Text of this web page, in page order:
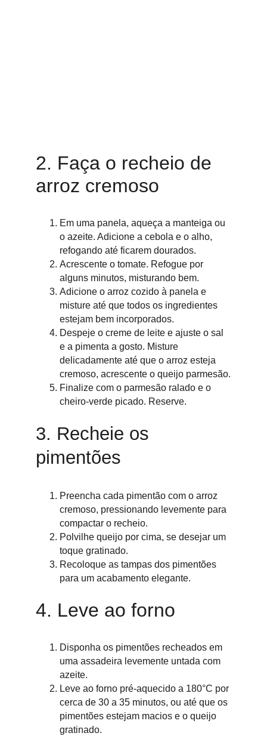
2. Faça o recheio de
arroz cremoso
Em uma panela, aqueça a manteiga ou
o azeite. Adicione a cebola e o alho,
refogando até ficarem dourados.
Acrescente o tomate. Refogue por
alguns minutos, misturando bem.
Adicione o arroz cozido à panela e
misture até que todos os ingredientes
estejam bem incorporados.
Despeje o creme de leite e ajuste o sal
e a pimenta a gosto. Misture
delicadamente até que o arroz esteja
cremoso, acrescente o queijo parmesão.
Finalize com o parmesão ralado e o
cheiro-verde picado. Reserve.
3. Recheie os
pimentões
Preencha cada pimentão com o arroz
cremoso, pressionando levemente para
compactar o recheio.
Polvilhe queijo por cima, se desejar um
toque gratinado.
Recoloque as tampas dos pimentões
para um acabamento elegante.
4. Leve ao forno
Disponha os pimentões recheados em
uma assadeira levemente untada com
azeite.
Leve ao forno pré-aquecido a 180°C por
cerca de 30 a 35 minutos, ou até que os
pimentões estejam macios e o queijo
gratinado.